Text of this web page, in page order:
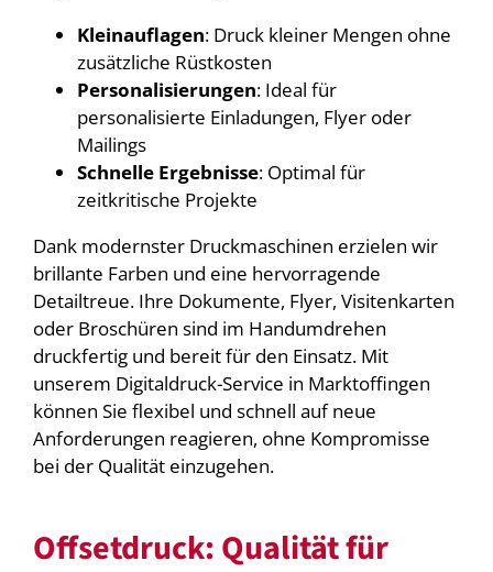
Kleinauflagen: Druck kleiner Mengen ohne
zusätzliche Rüstkosten
Personalisierungen: Ideal für
personalisierte Einladungen, Flyer oder
Mailings
Schnelle Ergebnisse: Optimal für
zeitkritische Projekte
Dank modernster Druckmaschinen erzielen wir
brillante Farben und eine hervorragende
Detailtreue. Ihre Dokumente, Flyer, Visitenkarten
oder Broschüren sind im Handumdrehen
druckfertig und bereit für den Einsatz. Mit
unserem Digitaldruck-Service in Marktoffingen
können Sie flexibel und schnell auf neue
Anforderungen reagieren, ohne Kompromisse
bei der Qualität einzugehen.
Offsetdruck: Qualität für